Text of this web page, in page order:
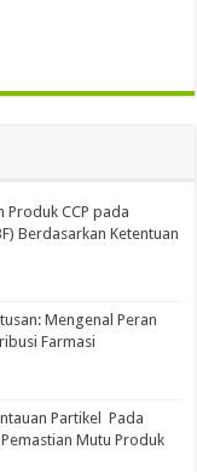
Produk CCP pada
Berdasarkan Ketentuan
Mengenal Peran
Farmasi
Partikel Pada
Mutu Produk